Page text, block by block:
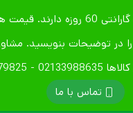
تمامی محصولات گارانتی 60 روزه
در توضیحات بنویسید.
تماس با ما